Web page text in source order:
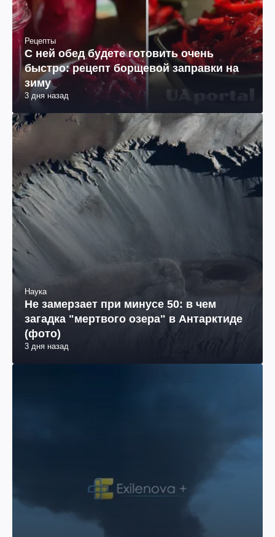
Рецепты
С ней обед будете готовить очень
быстро: рецепт борщевой заправки на
зиму
3 дня назад
Наука
Не замерзает при минусе 50: в чем
загадка "мертвого озера" в Антарктиде
(фото)
3 дня назад